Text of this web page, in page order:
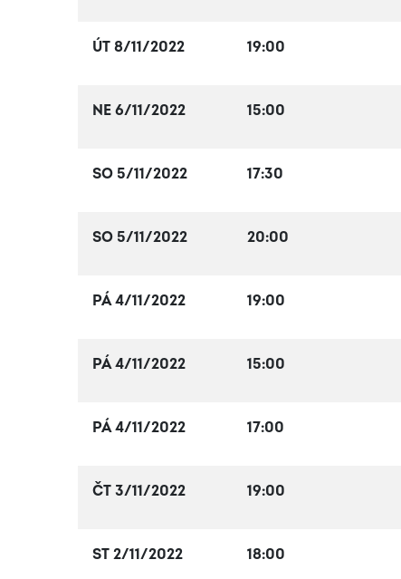
ÚT 8/11/2022 19:00
NE 6/11/2022 15:00
SO 5/11/2022 17:30
SO 5/11/2022 20:00
PÁ 4/11/2022 19:00
PÁ 4/11/2022 15:00
PÁ 4/11/2022 17:00
ČT 3/11/2022 19:00
ST 2/11/2022 18:00